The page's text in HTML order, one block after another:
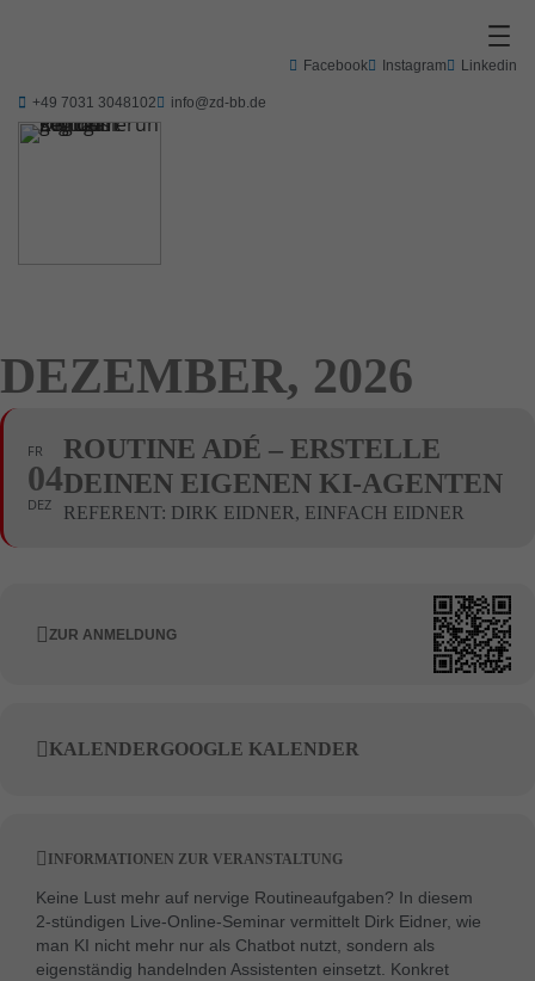
Facebook Instagram Linkedin
+49 7031 3048102 info@zd-bb.de
DEZEMBER, 2026
FR
04
DEZ
ROUTINE ADÉ – ERSTELLE
DEINEN EIGENEN KI-AGENTEN
REFERENT: DIRK EIDNER, EINFACH EIDNER
ZUR ANMELDUNG
KALENDERGOOGLE KALENDER
INFORMATIONEN ZUR VERANSTALTUNG
Keine Lust mehr auf nervige Routineaufgaben? In diesem
2‑stündigen Live-Online-Seminar vermittelt Dirk Eidner, wie
man KI nicht mehr nur als Chatbot nutzt, sondern als
eigenständig handelnden Assistenten einsetzt. Konkret